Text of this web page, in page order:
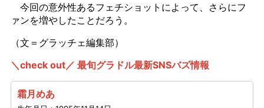
今回の意外性あるフェチショットによって、さらにフ
ァンを増やしたことだろう。
（文＝グラッチェ編集部）
＼check out／ 最旬グラドル最新SNSバズ情報
霜月めあ